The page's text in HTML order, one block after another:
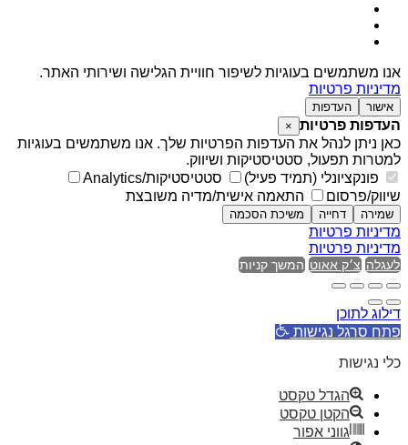
אנו משתמשים בעוגיות לשיפור חוויית הגלישה ושירותי האתר.
מדיניות פרטיות
אישור העדפות
העדפות פרטיות ×
כאן ניתן לנהל את העדפות הפרטיות שלך. אנו משתמשים בעוגיות
למטרות תפעול, סטטיסטיקות ושיווק.
פונקציונלי (תמיד פעיל)
סטטיסטיקות/Analytics
שיווק/פרסום
התאמה אישית/מדיה משובצת
שמירה דחייה משיכת הסכמה
מדיניות פרטיות
מדיניות פרטיות
לעגלה צ׳ק אאוט המשך קניות
דילוג לתוכן
פתח סרגל נגישות
כלי נגישות
הגדל טקסט
הקטן טקסט
גווני אפור